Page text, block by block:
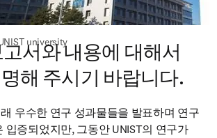
university
서와 내용에 대해서
해 주시기 바랍니다.
우수한 연구 성과물들을 발표하며 연구
입증되었지만, 그동안 UNIST의 연구가